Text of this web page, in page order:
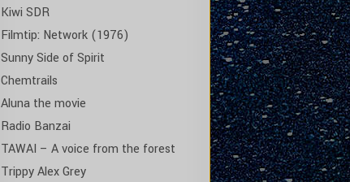
Kiwi SDR
Filmtip: Network (1976)
Sunny Side of Spirit
Chemtrails
Aluna the movie
Radio Banzai
TAWAI – A voice from the forest
Trippy Alex Grey